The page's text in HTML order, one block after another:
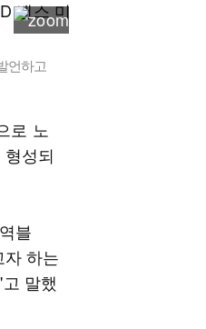
언하고
로 노
성되
블
하는
말했